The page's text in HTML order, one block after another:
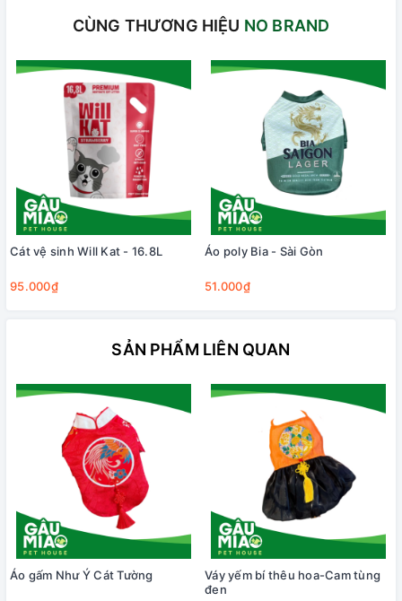
CÙNG THƯƠNG HIỆU NO BRAND
Cát vệ sinh Will Kat - 16.8L
95.000₫
Áo poly Bia - Sài Gòn
51.000₫
SẢN PHẨM LIÊN QUAN
Áo gấm Như Ý Cát Tường
Váy yếm bí thêu hoa-Cam tùng
đen